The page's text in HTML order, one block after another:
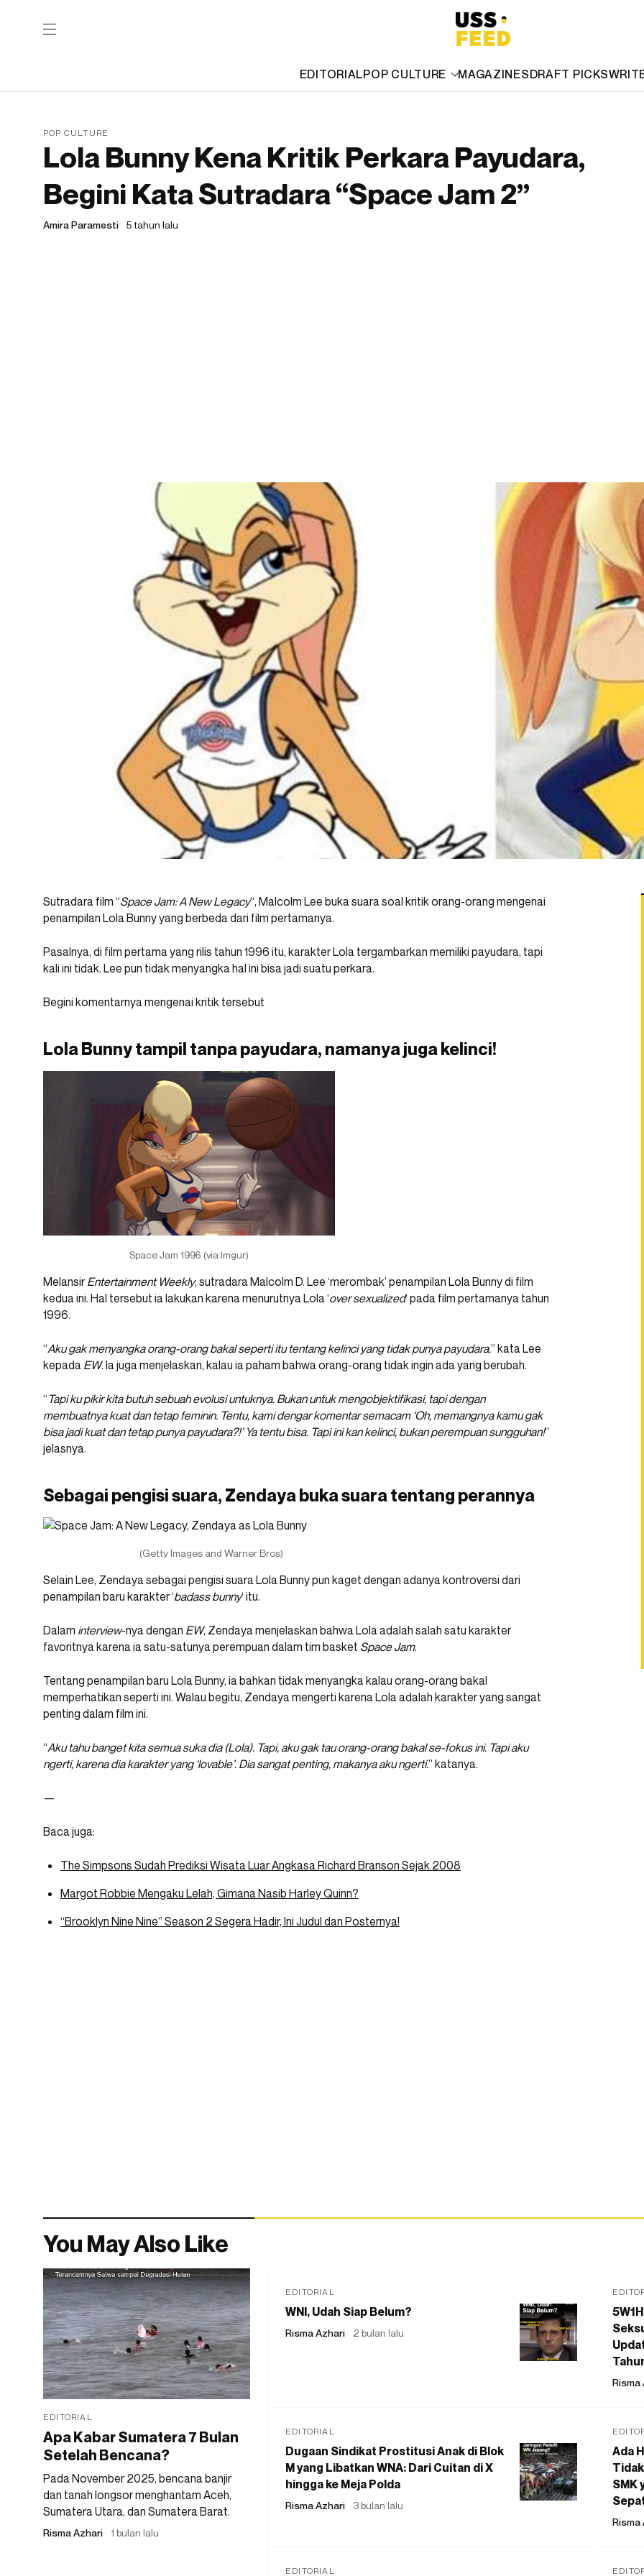
EDITORIALPOP CULTURE MAGAZINESDRAFT PICKS
POP CULTURE
Lola Bunny Kena Kritik Perkara Payudara,
Begini Kata Sutradara “Space Jam 2”
Amira Paramesti 5 tahun lalu
Sutradara film “Space Jam: A New Legacy“, Malcolm Lee buka suara soal kritik orang-orang mengenai
penampilan Lola Bunny yang berbeda dari film pertamanya.
Pasalnya, di film pertama yang rilis tahun 1996 itu, karakter Lola tergambarkan memiliki payudara, tapi
kali ini tidak. Lee pun tidak menyangka hal ini bisa jadi suatu perkara.
Begini komentarnya mengenai kritik tersebut
Lola Bunny tampil tanpa payudara, namanya juga kelinci!
Space Jam 1996 (via Imgur)
Melansir Entertainment Weekly, sutradara Malcolm D. Lee ‘merombak’ penampilan Lola Bunny di film
kedua ini. Hal tersebut ia lakukan karena menurutnya Lola ‘over sexualized‘ pada film pertamanya tahun
1996.
“Aku gak menyangka orang-orang bakal seperti itu tentang kelinci yang tidak punya payudara.” kata Lee
kepada EW. Ia juga menjelaskan, kalau ia paham bahwa orang-orang tidak ingin ada yang berubah.
“ Tapi ku pikir kita butuh sebuah evolusi untuknya. Bukan untuk mengobjektifikasi, tapi dengan
membuatnya kuat dan tetap feminin. Tentu, kami dengar komentar semacam ‘Oh, memangnya kamu gak
bisa jadi kuat dan tetap punya payudara?!’ Ya tentu bisa. Tapi ini kan kelinci, bukan perempuan sungguhan!”
jelasnya.
Sebagai pengisi suara, Zendaya buka suara tentang perannya
(Getty Images and Warner Bros)
Selain Lee, Zendaya sebagai pengisi suara Lola Bunny pun kaget dengan adanya kontroversi dari
penampilan baru karakter ‘badass bunny‘ itu.
Dalam interview-nya dengan EW, Zendaya menjelaskan bahwa Lola adalah salah satu karakter
favoritnya karena ia satu-satunya perempuan dalam tim basket Space Jam.
Tentang penampilan baru Lola Bunny, ia bahkan tidak menyangka kalau orang-orang bakal
memperhatikan seperti ini. Walau begitu, Zendaya mengerti karena Lola adalah karakter yang sangat
penting dalam film ini.
“Aku tahu banget kita semua suka dia (Lola). Tapi, aku gak tau orang-orang bakal se-fokus ini. Tapi aku
ngerti, karena dia karakter yang ‘lovable’. Dia sangat penting, makanya aku ngerti.” katanya.
—
Baca juga:
The Simpsons Sudah Prediksi Wisata Luar Angkasa Richard Branson Sejak 2008
Margot Robbie Mengaku Lelah, Gimana Nasib Harley Quinn?
“Brooklyn Nine Nine” Season 2 Segera Hadir, Ini Judul dan Posternya!
You May Also Like
EDITORIAL
Apa Kabar Sumatera 7 Bulan
Setelah Bencana?
Pada November 2025, bencana banjir
dan tanah longsor menghantam Aceh,
Sumatera Utara, dan Sumatera Barat.
Risma Azhari 1 bulan lalu
EDITORIAL
WNI, Udah Siap Belum?
Risma Azhari 2 bulan lalu
Risma
EDITORIAL
Dugaan Sindikat Prostitusi Anak di Blok
M yang Libatkan WNA: Dari Cuitan di X
hingga ke Meja Polda
Risma Azhari 3 bulan lalu
Ada
SMK
Risma
EDITORIAL